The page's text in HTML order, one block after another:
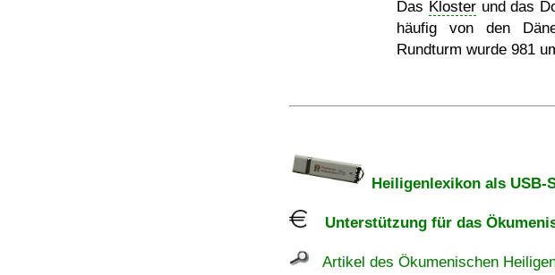
Das Klosterund das
häufig von den
Rundturm wurde 981
Heiligenlexikon als USB-
Unterstützung für das
Artikel des Ökumenischen